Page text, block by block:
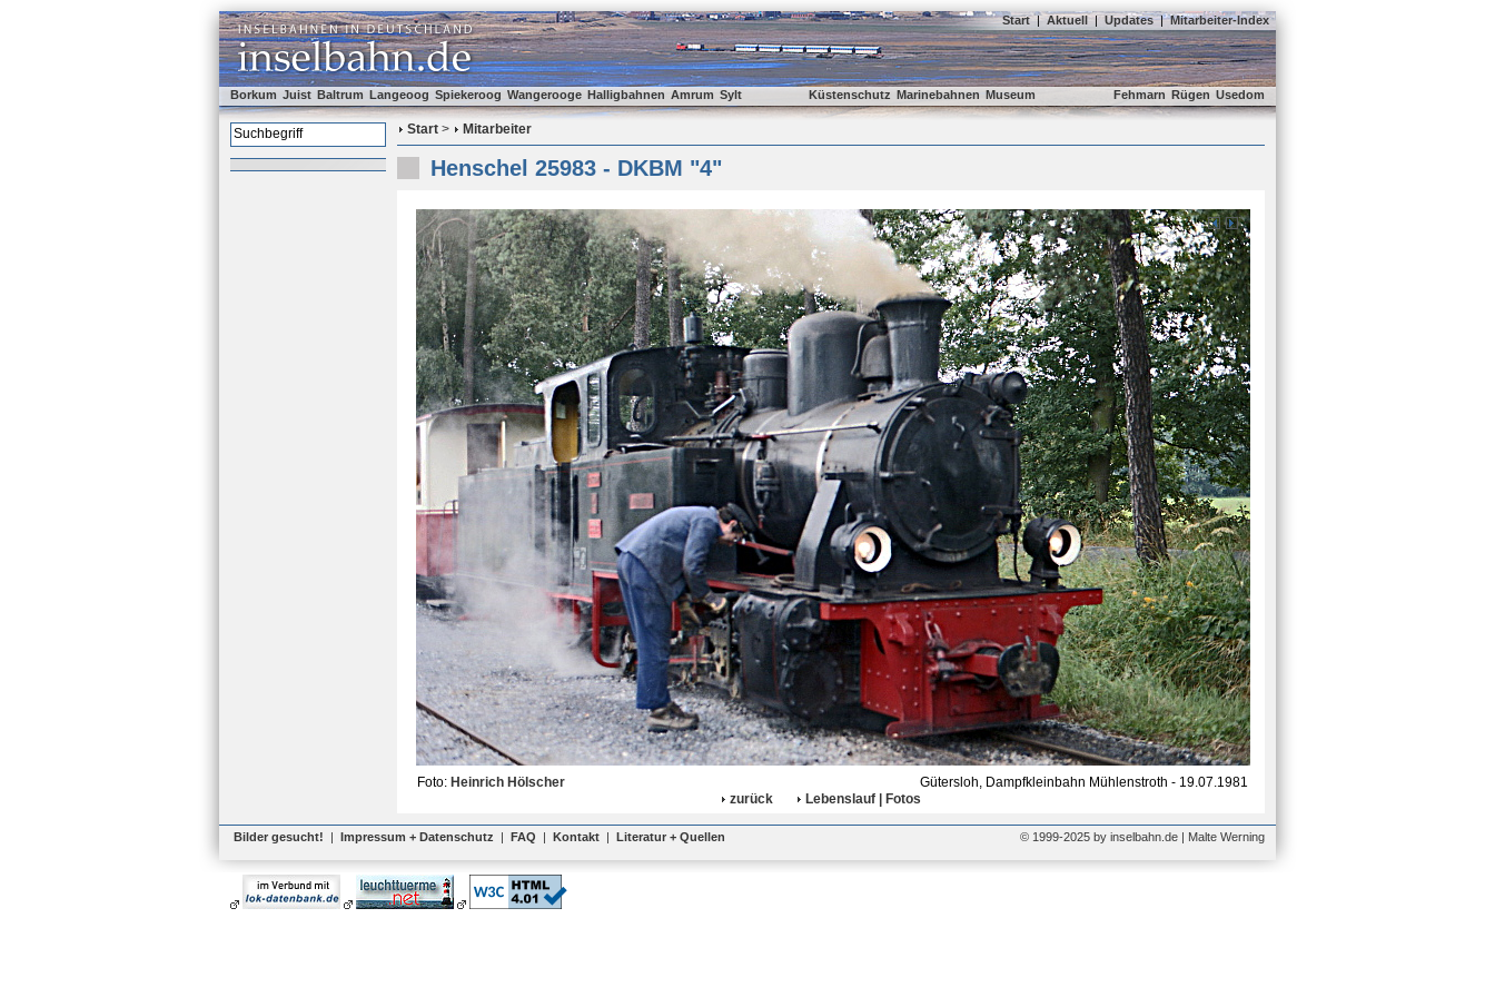
Start | Aktuell | Updates | Mitarbeiter-Index
Borkum Juist Baltrum Langeoog Spiekeroog Wangerooge Halligbahnen Amrum Sylt Küstenschutz Marinebahnen Museum Fehmarn Rügen Usedom
Start > Mitarbeiter
Henschel 25983 - DKBM "4"
Foto: Heinrich Hölscher
Gütersloh, Dampfkleinbahn Mühlenstroth - 19.07.1981
zurück
Lebenslauf | Fotos
Bilder gesucht! | Impressum + Datenschutz | FAQ | Kontakt | Literatur + Quellen © 1999-2025 by inselbahn.de | Malte Werning